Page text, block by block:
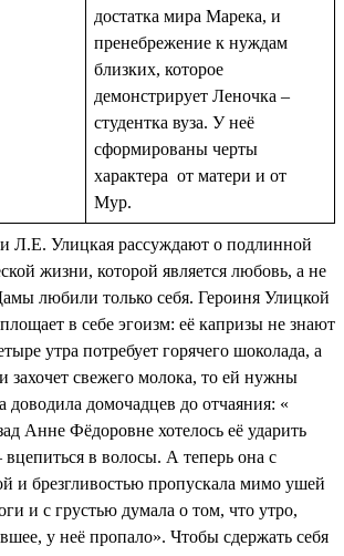
достатка мира Марека, и
пренебрежение к нуждам
близких, которое
демонстрирует Леночка –
студентка вуза. У неё
сформированы черты
характера от матери и от
Мур.
Улицкая рассуждают о подлинной
жизни, которой является любовь, а не
любили только себя. Героиня Улицкой
в себе эгоизм: её капризы не знают
утра потребует горячего шоколада, а
захочет свежего молока, то ей нужны
доводила домочадцев до отчаяния: «
Анне Фёдоровне хотелось её ударить
вцепиться в волосы. А теперь она с
и брезгливостью пропускала мимо ушей
и с грустью думала о том, что утро,
у неё пропало». Чтобы сдержать себя